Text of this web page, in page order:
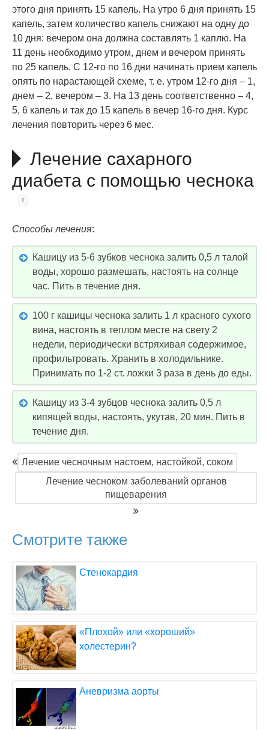
этого дня принять 15 капель. На утро 6 дня принять 15
капель, затем количество капель снижают на одну до
10 дня: вечером она должна составлять 1 каплю. На
11 день необходимо утром, днем и вечером принять
по 25 капель. С 12-го по 16 дни начинать прием капель
опять по нарастающей схеме, т. е. утром 12-го дня – 1,
днем – 2, вечером – 3. На 13 день соответственно – 4,
5, 6 капель и так до 15 капель в вечер 16-го дня. Курс
лечения повторить через 6 мес.
Лечение сахарного
диабета с помощью чеснока
Способы лечения:
Кашицу из 5-6 зубков чеснока залить 0,5 л талой
воды, хорошо размешать, настоять на солнце
час. Пить в течение дня.
100 г кашицы чеснока залить 1 л красного сухого
вина, настоять в теплом месте на свету 2
недели, периодически встряхивая содержимое,
профильтровать. Хранить в холодильнике.
Принимать по 1-2 ст. ложки 3 раза в день до еды.
Кашицу из 3-4 зубцов чеснока залить 0,5 л
кипящей воды, настоять, укутав, 20 мин. Пить в
течение дня.
Лечение чесночным настоем, настойкой, соком
Лечение чесноком заболеваний органов
пищеварения
Смотрите также
Стенокардия
«Плохой» или «хороший»
холестерин?
Аневризма аорты